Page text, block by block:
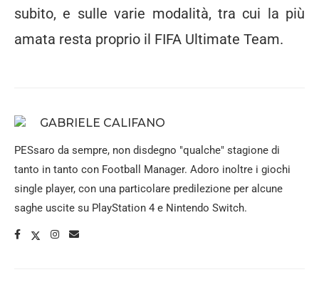
subito, e sulle varie modalità, tra cui la più
amata resta proprio il FIFA Ultimate Team.
GABRIELE CALIFANO
PESsaro da sempre, non disdegno "qualche" stagione di
tanto in tanto con Football Manager. Adoro inoltre i giochi
single player, con una particolare predilezione per alcune
saghe uscite su PlayStation 4 e Nintendo Switch.